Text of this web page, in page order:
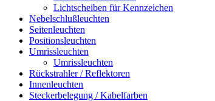
Lichtscheiben für Kennzeichen
Nebelschlußleuchten
Seitenleuchten
Positionsleuchten
Umrissleuchten
Umrissleuchten
Rückstrahler / Reflektoren
Innenleuchten
Steckerbelegung / Kabelfarben